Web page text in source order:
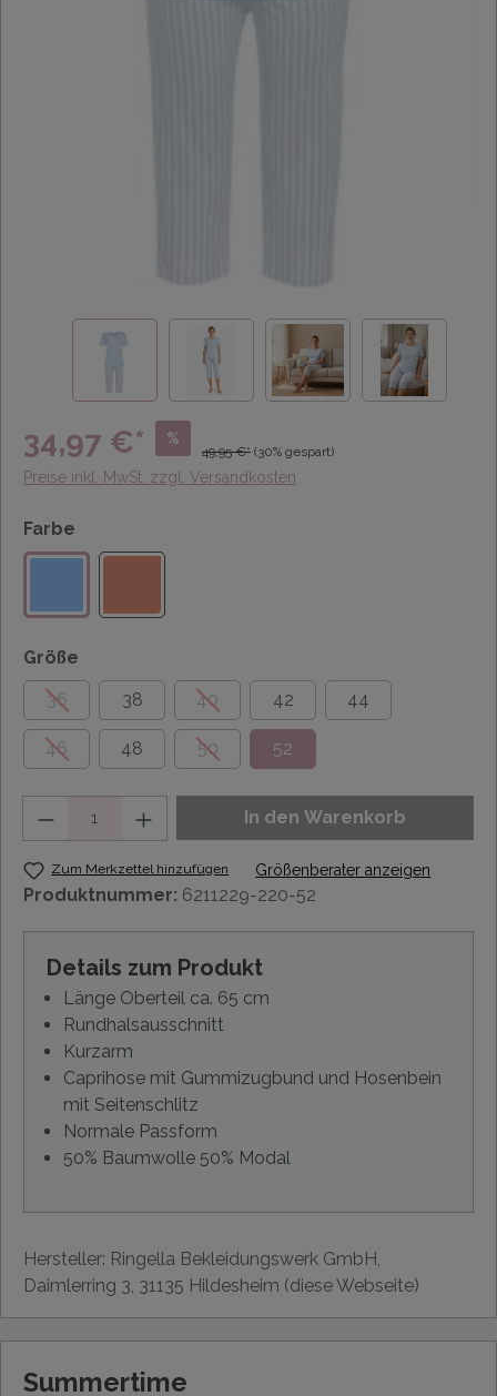
34,97 €* %
49,95 €* (30% gespart)
Preise inkl. MwSt. zzgl. Versandkosten
Farbe
Größe
36
38 40 42 44
46 48 50 52
In den Warenkorb
Zum Merkzettel hinzufügen Größenberater anzeigen
Produktnummer: 6211229-220-52
Details zum Produkt
Länge Oberteil ca. 65 cm
Rundhalsausschnitt
Kurzarm
Caprihose mit Gummizugbund und Hosenbein
mit Seitenschlitz
Normale Passform
50% Baumwolle 50% Modal
Hersteller: Ringella Bekleidungswerk GmbH,
Daimlerring 3, 31135 Hildesheim (diese Webseite)
Summertime